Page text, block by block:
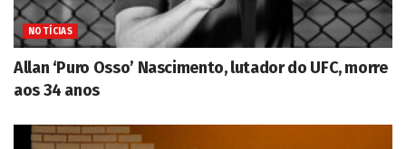
NOTÍCIAS
Allan ‘Puro Osso’ Nascimento, lutador do UFC, morre
aos 34 anos